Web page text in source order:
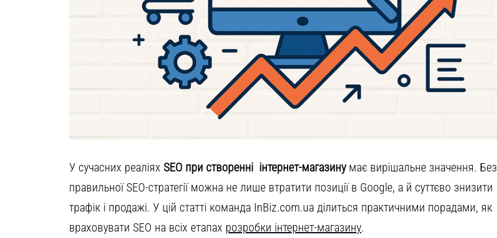
У сучасних реаліях SEO при створенні інтернет-магазинумає вирішальне значення. Без
правильної SEO-стратегії можна не лише втратити позиції в Google, а й суттєво знизити
трафік і продажі. У цій статті команда InBiz.com.ua ділиться практичними порадами, як
враховувати SEO на всіх етапах розробки інтернет-магазину.